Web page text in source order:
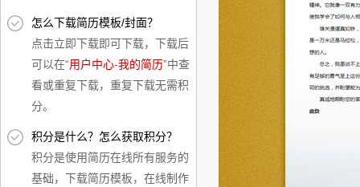
怎么下载简历模板/封面？
点击立即下载即可下载，下载后
可以在“用户中心-我的简历”中查
看或重复下载，重复下载无需积
分。
积分是什么？怎么获取积分？
积分是使用简历在线所有服务的
基础，下载简历模板，在线制作